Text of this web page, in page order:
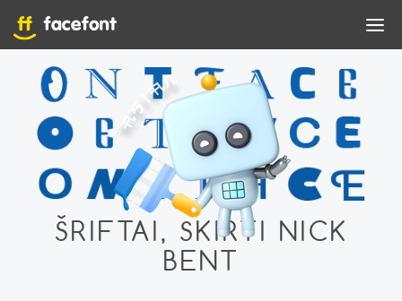
ŠRIFTAI, SKIRTI NICK
BENT